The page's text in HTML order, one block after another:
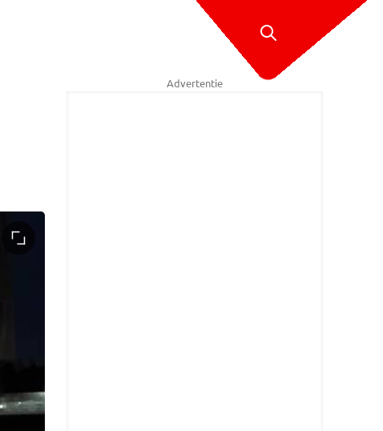
Advertentie